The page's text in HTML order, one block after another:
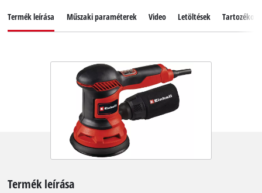
Termék leírása Műszaki paraméterek Video Letöltések Tartozékok
Termék leírása